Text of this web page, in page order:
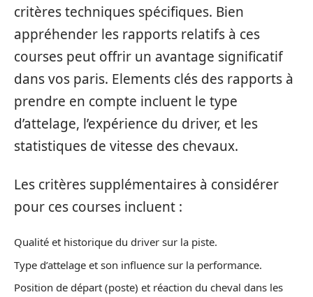
critères techniques spécifiques. Bien
appréhender les rapports relatifs à ces
courses peut offrir un avantage significatif
dans vos paris. Elements clés des rapports à
prendre en compte incluent le type
d’attelage, l’expérience du driver, et les
statistiques de vitesse des chevaux.
Les critères supplémentaires à considérer
pour ces courses incluent :
Qualité et historique du driver sur la piste.
Type d’attelage et son influence sur la performance.
Position de départ (poste) et réaction du cheval dans les